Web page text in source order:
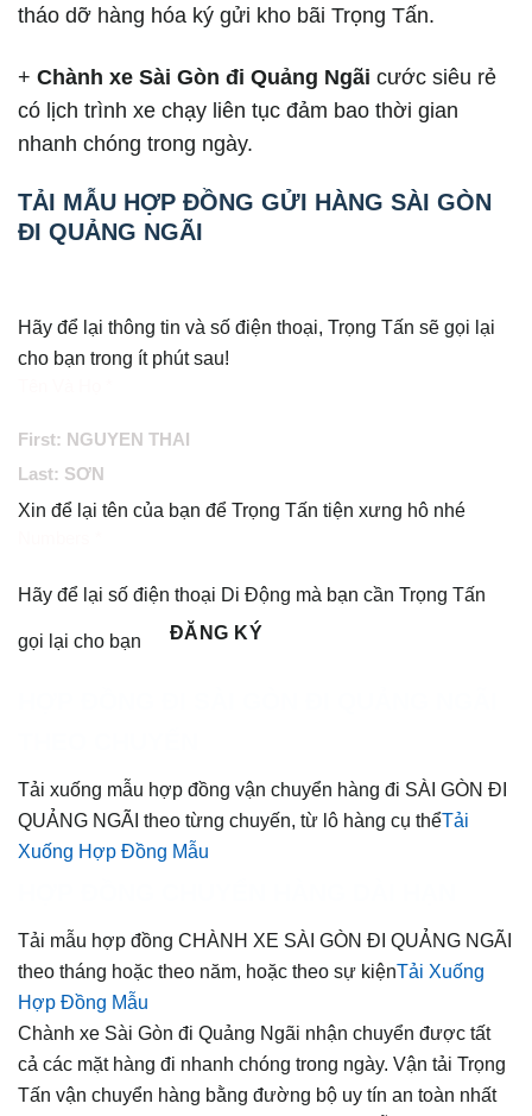
tháo dỡ hàng hóa ký gửi kho bãi Trọng Tấn.
+ Chành xe Sài Gòn đi Quảng Ngãi cước siêu rẻ
có lịch trình xe chạy liên tục đảm bao thời gian
nhanh chóng trong ngày.
TẢI MẪU HỢP ĐỒNG GỬI HÀNG SÀI GÒN
ĐI QUẢNG NGÃI
Hãy để lại thông tin và số điện thoại, Trọng Tấn sẽ gọi lại
cho bạn trong ít phút sau!
First: NGUYEN THAI
Last: SƠN
Xin để lại tên của bạn để Trọng Tấn tiện xưng hô nhé
Hãy để lại số điện thoại Di Động mà bạn cần Trọng Tấn
gọi lại cho bạn ĐĂNG KÝ
Tải xuống mẫu hợp đồng vận chuyển hàng đi SÀI GÒN ĐI
QUẢNG NGÃI theo từng chuyến, từ lô hàng cụ thểTải
Xuống Hợp Đồng Mẫu
Tải mẫu hợp đồng CHÀNH XE SÀI GÒN ĐI QUẢNG NGÃI
theo tháng hoặc theo năm, hoặc theo sự kiệnTải Xuống
Hợp Đồng Mẫu
Chành xe Sài Gòn đi Quảng Ngãi nhận chuyển được tất
cả các mặt hàng đi nhanh chóng trong ngày. Vận tải Trọng
Tấn vận chuyển hàng bằng đường bộ uy tín an toàn nhất